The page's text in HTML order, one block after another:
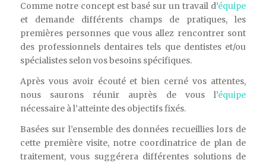
Comme notre concept est basé sur un travail d’équipe
et demande différents champs de pratiques, les
premières personnes que vous allez rencontrer sont
des professionnels dentaires tels que dentistes et/ou
spécialistes selon vos besoins spécifiques.
Après vous avoir écouté et bien cerné vos attentes,
nous saurons réunir auprès de vous l’équipe
nécessaire à l’atteinte des objectifs fixés.
Basées sur l’ensemble des données recueillies lors de
cette première visite, notre coordinatrice de plan de
traitement, vous suggérera différentes solutions de